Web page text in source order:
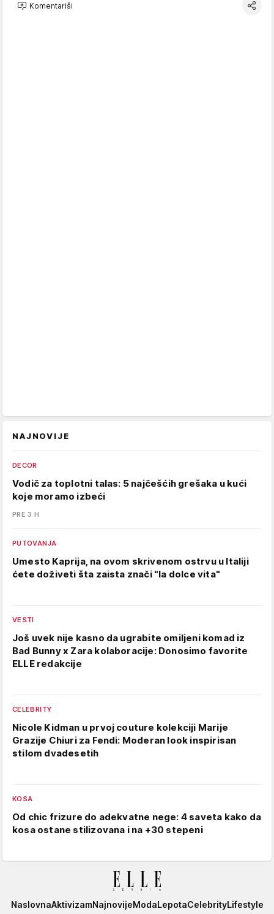
Komentariši
NAJNOVIJE
DECOR
Vodič za toplotni talas: 5 najčešćih grešaka u kući
koje moramo izbeći
PRE 3 H
PUTOVANJA
Umesto Kaprija, na ovom skrivenom ostrvu u Italiji
ćete doživeti šta zaista znači "la dolce vita"
VESTI
Još uvek nije kasno da ugrabite omiljeni komad iz
Bad Bunny x Zara kolaboracije: Donosimo favorite
ELLE redakcije
CELEBRITY
Nicole Kidman u prvoj couture kolekciji Marije
Grazije Chiuri za Fendi: Moderan look inspirisan
stilom dvadesetih
KOSA
Od chic frizure do adekvatne nege: 4 saveta kako da
kosa ostane stilizovana i na +30 stepeni
Elle
NaslovnaAktivizamNajnovijeModaLepotaCelebrityLifestyle